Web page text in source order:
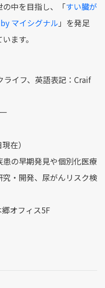
中を目指し、「すい臓が
マイシグナル 」を発足
ます。
イフ、英語表記：Craif
在）
の早期発見や個別化医療
・開発、尿がんリスク検
オフィス5F